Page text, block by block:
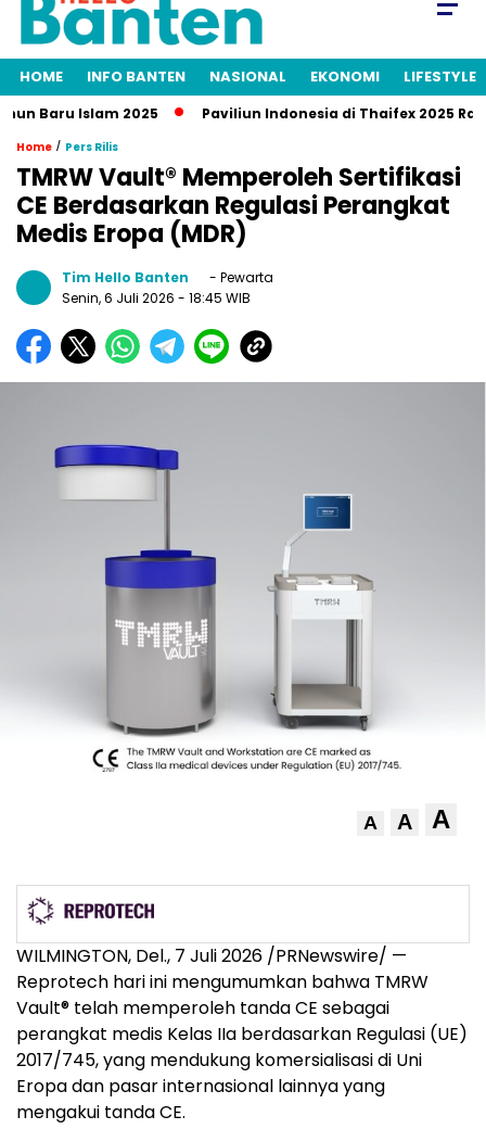
HOME INFO BANTEN NASIONAL EKONOMI LIFESTYLE
Islam 2025 Paviliun Indonesia di Thaifex 2025 Raup
Home / Pers Rilis
TMRW Vault® Memperoleh Sertifikasi
CE Berdasarkan Regulasi Perangkat
Medis Eropa (MDR)
Tim Hello Banten
- Pewarta
Senin, 6 Juli 2026 - 18:45 WIB
A A A
WILMINGTON, Del., 7 Juli 2026 /PRNewswire/ —
Reprotech hari ini mengumumkan bahwa TMRW
Vault® telah memperoleh tanda CE sebagai
perangkat medis Kelas IIa berdasarkan Regulasi (UE)
2017/745, yang mendukung komersialisasi di Uni
Eropa dan pasar internasional lainnya yang
mengakui tanda CE.